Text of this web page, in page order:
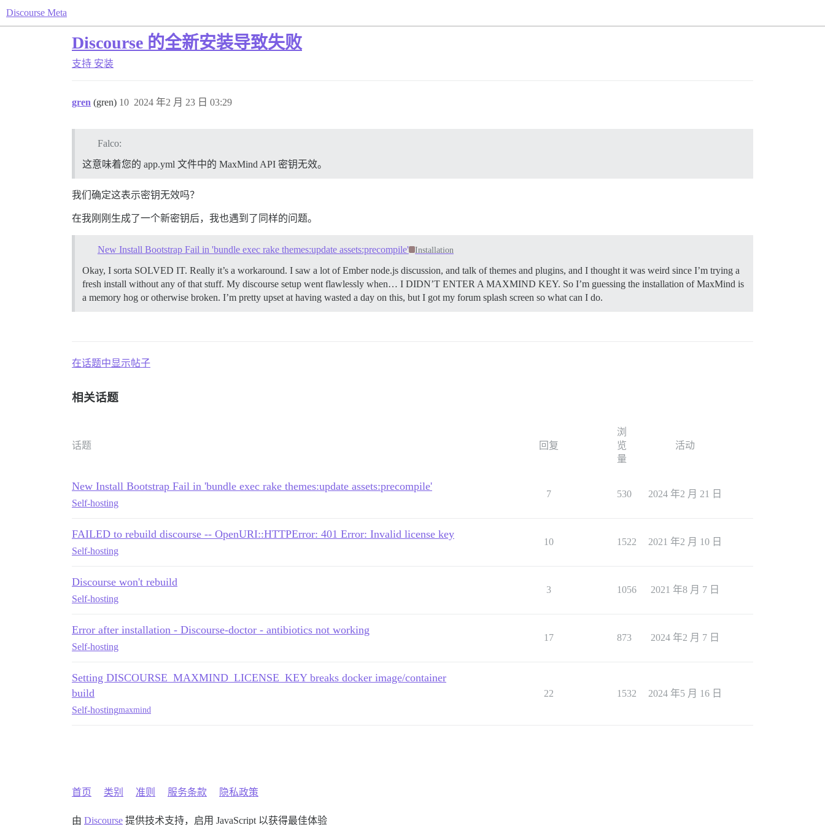
Discourse Meta
Discourse 的全新安装导致失败
支持 安装
gren (gren) 2024 年2 月 23 日 03:29
10
Falco:
这意味着您的 app.yml 文件中的 MaxMind API 密钥无效。
我们确定这表示密钥无效吗？
在我刚刚生成了一个新密钥后，我也遇到了同样的问题。
New Install Bootstrap Fail in 'bundle exec rake themes:update assets:precompile' Installation
Okay, I sorta SOLVED IT. Really it’s a workaround. I saw a lot of Ember node.js discussion, and talk of themes and plugins, and I thought it was weird since I’m trying a
fresh install without any of that stuff. My discourse setup went flawlessly when… I DIDN’T ENTER A MAXMIND KEY. So I’m guessing the installation of MaxMind is
a memory hog or otherwise broken. I’m pretty upset at having wasted a day on this, but I got my forum splash screen so what can I do.
在话题中显示帖子
相关话题
话题 回复
浏
览
量
活动
New Install Bootstrap Fail in 'bundle exec rake themes:update assets:precompile'
Self-hosting
7 530 2024 年2 月 21 日
FAILED to rebuild discourse -- OpenURI::HTTPError: 401 Error: Invalid license key
Self-hosting
10 1522 2021 年2 月 10 日
Discourse won't rebuild
Self-hosting
3 1056 2021 年8 月 7 日
Error after installation - Discourse-doctor - antibiotics not working
Self-hosting
17 873 2024 年2 月 7 日
Setting DISCOURSE_MAXMIND_LICENSE_KEY breaks docker image/container
build
Self-hostingmaxmind
22 1532 2024 年5 月 16 日
首页 类别 准则 服务条款 隐私政策
由 Discourse 提供技术支持，启用 JavaScript 以获得最佳体验